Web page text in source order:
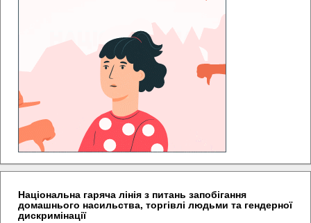
Національна гаряча лінія з питань запобігання
домашнього насильства, торгівлі людьми та гендерної
дискримінації